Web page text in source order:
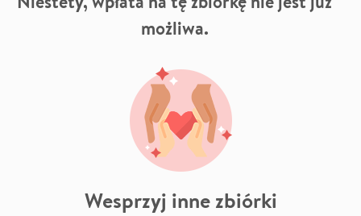
możliwa.
Wesprzyj inne zbiórki